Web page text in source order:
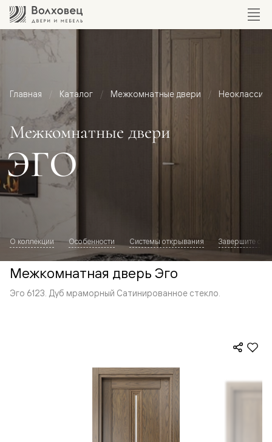
Главная Каталог Межкомнатные двери Неоклассика
Межкомнатные двери
ЭГО
О коллекции Особенности Системы открывания Завершите
Межкомнатная дверь Эго
Эго 6123. Дуб мраморный Сатинированное стекло.